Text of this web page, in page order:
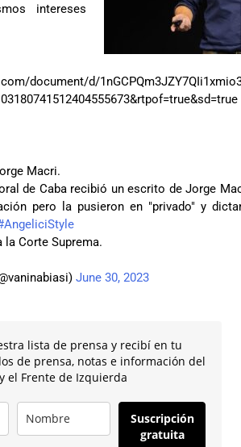
intereses
document/d/
Macri.
de Caba recibió un escrito de Jorge
pero la pusieron en "privado" y
la Corte Suprema.
June 30, 2023
lista de prensa y recibí en tu
de prensa, notas e información del
el Frente de Izquierda
Suscripción
gratuita